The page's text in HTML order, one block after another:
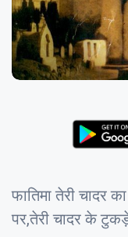
फातिमा तेरी चादर
पर,तेरी चादर के